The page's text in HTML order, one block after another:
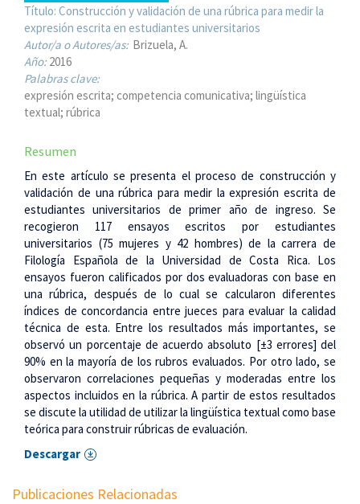
Título: Construcción y validación de una rúbrica para medir la
expresión escrita en estudiantes universitarios
Autor/a o Autores/as: Brizuela, A.
Año:2016
Palabras clave:
expresión escrita; competencia comunicativa; lingüística
textual; rúbrica
Resumen
En este artículo se presenta el proceso de construcción y
validación de una rúbrica para medir la expresión escrita de
estudiantes universitarios de primer año de ingreso. Se
recogieron 117 ensayos escritos por estudiantes
universitarios (75 mujeres y 42 hombres) de la carrera de
Filología Española de la Universidad de Costa Rica. Los
ensayos fueron calificados por dos evaluadoras con base en
una rúbrica, después de lo cual se calcularon diferentes
índices de concordancia entre jueces para evaluar la calidad
técnica de esta. Entre los resultados más importantes, se
observó un porcentaje de acuerdo absoluto [±3 errores] del
90% en la mayoría de los rubros evaluados. Por otro lado, se
observaron correlaciones pequeñas y moderadas entre los
aspectos incluidos en la rúbrica. A partir de estos resultados
se discute la utilidad de utilizar la lingüística textual como base
teórica para construir rúbricas de evaluación.
Descargar
Publicaciones Relacionadas